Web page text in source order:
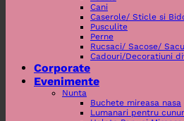
Cani
Caserole/ Sticle si
Pusculite
Perne
Rucsaci/ Sacose/
Cadouri/Decoratiuni
Corporate
Evenimente
Nunta
Buchete mireasa nasa
Lumanari pentru